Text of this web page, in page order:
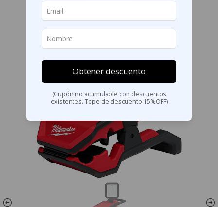
Obtener descuento
(Cupón no acumulable con descuentos
existentes. Tope de descuento 15%OFF)